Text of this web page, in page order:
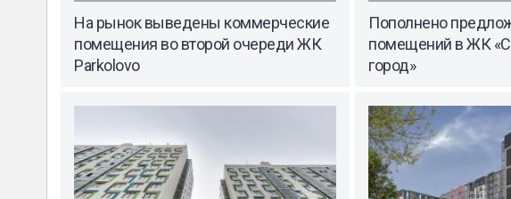
На рынок выведены коммерческие
помещения во второй очереди ЖК
Parkolovo
Пополнено
помещений в ЖК
город»